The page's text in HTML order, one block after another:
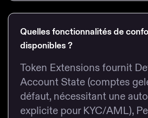
Quelles fonctionnalités de
disponibles ?
Token Extensions fournit
Account State (comptes
défaut, nécessitant une
explicite pour KYC/AML),